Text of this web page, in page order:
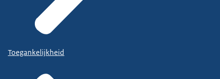
Toegankelijkheid